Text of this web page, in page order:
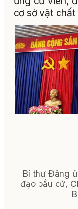
cơ sở vật
Bí thư Đảng
đạo bầu cử,